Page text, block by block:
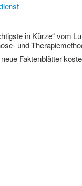
in Kürze“ vom
und
Faktenblätter